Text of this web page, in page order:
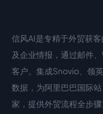
中文入口
信风AI是专精于外贸获
及企业情报，通过邮件
客户。集成Snovio、领
数据，为阿里巴巴国际
家，提供外贸流程全步